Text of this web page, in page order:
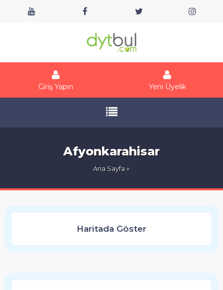
Giriş Yapın Yeni Üyelik
Afyonkarahisar
Ana Sayfa»
Haritada Göster